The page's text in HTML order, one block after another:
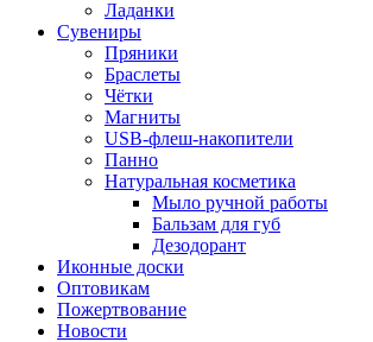
Ладанки
Сувениры
Пряники
Браслеты
Чётки
Магниты
USB-флеш-накопители
Панно
Натуральная косметика
Мыло ручной работы
Бальзам для губ
Дезодорант
Иконные доски
Оптовикам
Пожертвование
Новости